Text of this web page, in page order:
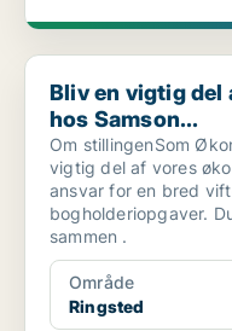
Bliv en vigtig del af
Bliv en vigtig
hos Samson...
Om stillingenSom
vigtig del af vores
ansvar for en bred
bogholderiopgaver.
sammen .
Område
Ringsted